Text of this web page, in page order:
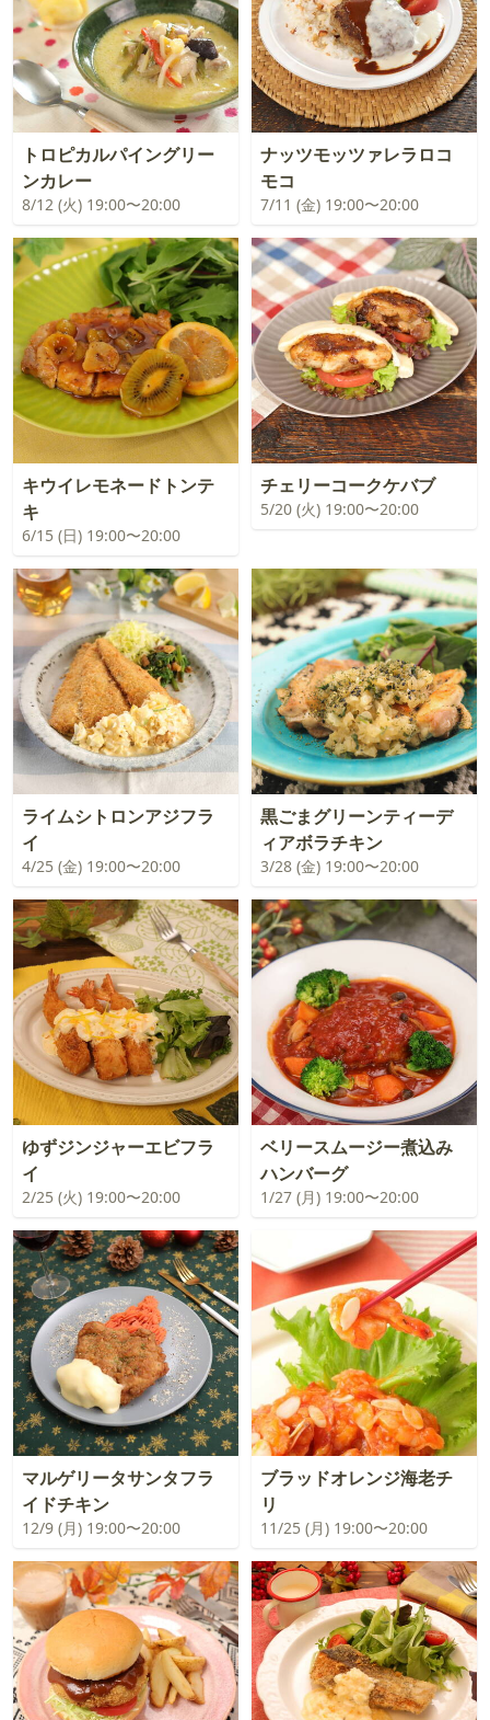
トロピカルパイングリー
ンカレー
8/12 (火) 19:00〜20:00
ナッツモッツァレラロコ
モコ
7/11 (金) 19:00〜20:00
キウイレモネードトンテ
キ
6/15 (日) 19:00〜20:00
チェリーコークケバブ
5/20 (火) 19:00〜20:00
ライムシトロンアジフラ
イ
4/25 (金) 19:00〜20:00
黒ごまグリーンティーデ
ィアボラチキン
3/28 (金) 19:00〜20:00
ゆずジンジャーエビフラ
イ
2/25 (火) 19:00〜20:00
ベリースムージー煮込み
ハンバーグ
1/27 (月) 19:00〜20:00
マルゲリータサンタフラ
イドチキン
12/9 (月) 19:00〜20:00
ブラッドオレンジ海老チ
リ
11/25 (月) 19:00〜20:00